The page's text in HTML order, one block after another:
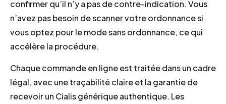
confirmer qu’il n’y a pas de contre-indication. Vous
n’avez pas besoin de scanner votre ordonnance si
vous optez pour le mode sans ordonnance, ce qui
accélère la procédure.
Chaque commande en ligne est traitée dans un cadre
légal, avec une traçabilité claire et la garantie de
recevoir un Cialis générique authentique. Les